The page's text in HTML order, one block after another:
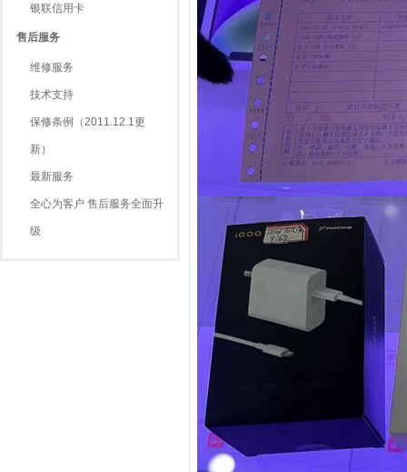
银联信用卡
售后服务
维修服务
技术支持
保修条例（2011.12.1更
新）
最新服务
全心为客户 售后服务全面升
级